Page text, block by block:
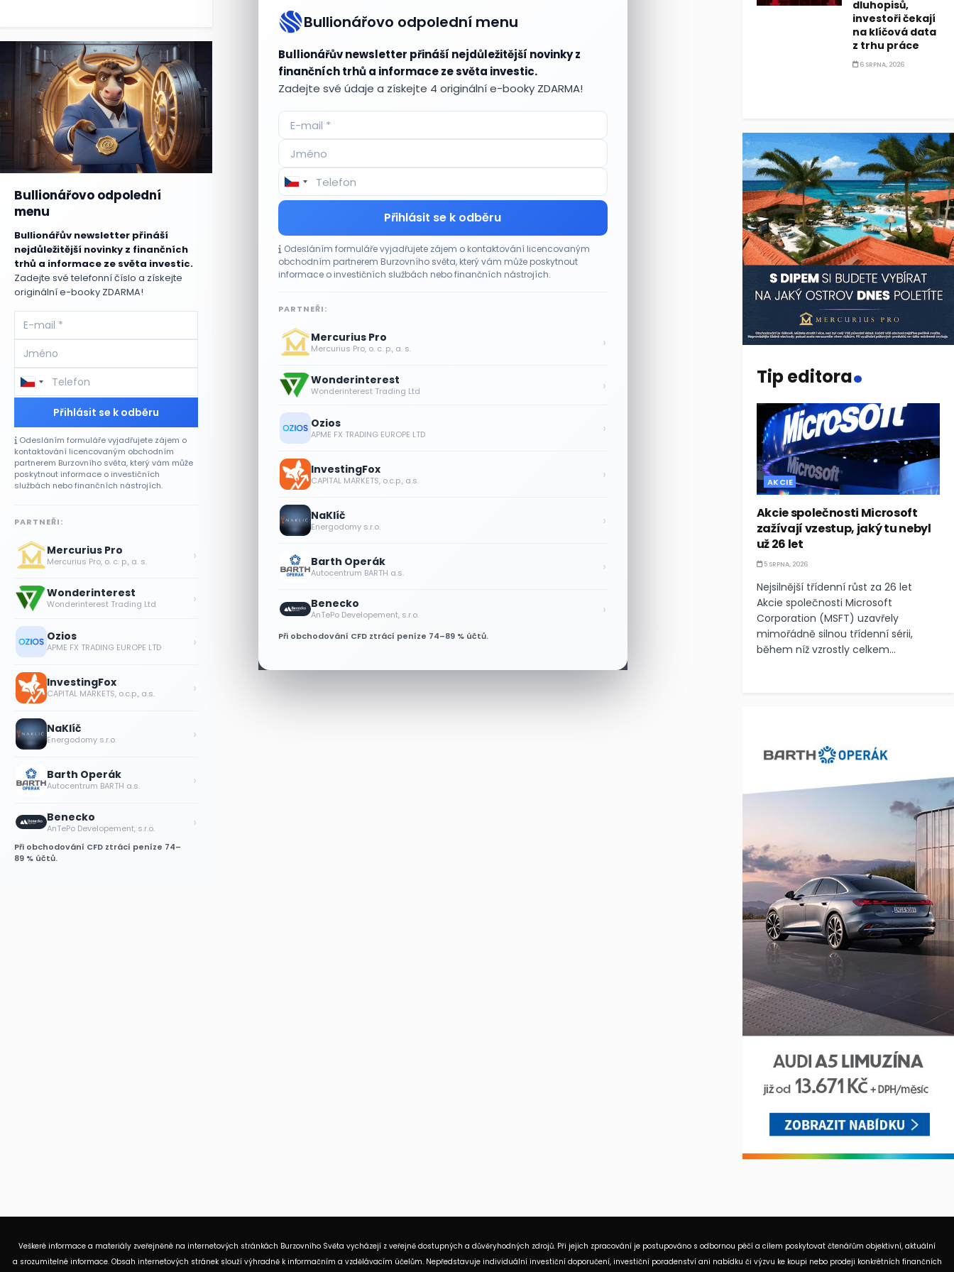
Bullionářovo odpolední menu
Bullionářův newsletter přináší nejdůležitější novinky z
finančních trhů a informace ze světa investic.
Zadejte své údaje a získejte 4 originální e-booky ZDARMA!
Přihlásit se k odběru
Odesláním formuláře vyjadřujete zájem o kontaktování licencovaným
obchodním partnerem Burzovního světa, který vám může poskytnout
informace o investičních službách nebo finančních nástrojích.
PARTNEŘI:
Mercurius Pro
Mercurius Pro, o. c. p., a. s. ›
Wonderinterest
Wonderinterest Trading Ltd ›
Ozios
APME FX TRADING EUROPE LTD ›
InvestingFox
CAPITAL MARKETS, o.c.p., a.s. ›
NaKlíč
Energodomy s.r.o. ›
Barth Operák
Autocentrum BARTH a.s. ›
Benecko
AnTePo Developement, s.r.o. ›
Při obchodování CFD ztrácí peníze 74–89 % účtů.
Bullionářovo odpolední
menu
Bullionářův newsletter přináší
nejdůležitější novinky z finančních
trhů a informace ze světa investic.
Zadejte své telefonní číslo a získejte
originální e-booky ZDARMA!
Přihlásit se k odběru
Odesláním formuláře vyjadřujete zájem o
kontaktování licencovaným obchodním
partnerem Burzovního světa, který vám může
poskytnout informace o investičních
službách nebo finančních nástrojích.
PARTNEŘI:
Mercurius Pro
Mercurius Pro, o. c. p., a. s. ›
Wonderinterest
Wonderinterest Trading Ltd ›
Ozios
APME FX TRADING EUROPE LTD ›
InvestingFox
CAPITAL MARKETS, o.c.p., a.s. ›
NaKlíč
Energodomy s.r.o. ›
Barth Operák
Autocentrum BARTH a.s. ›
Benecko
AnTePo Developement, s.r.o. ›
Při obchodování CFD ztrácí peníze 74–
89 % účtů.
dluhopisů,
investoři čekají
na klíčová data
z trhu práce
6 SRPNA, 2026
Tip editora.
AKCIE
Akcie společnosti Microsoft
zažívají vzestup, jaký tu nebyl
už 26 let
5 SRPNA, 2026
Nejsilnější třídenní růst za 26 let
Akcie společnosti Microsoft
Corporation (MSFT) uzavřely
mimořádně silnou třídenní sérii,
během níž vzrostly celkem...
Veškeré informace a materiály zveřejněné na internetových stránkách Burzovního Světa vycházejí z veřejně dostupných a důvěryhodných zdrojů. Při jejich zpracování je postupováno s odbornou péčí a cílem poskytovat čtenářům objektivní, aktuální
a srozumitelné informace. Obsah internetových stránek slouží výhradně k informačním a vzdělávacím účelům. Nepředstavuje individuální investiční doporučení, investiční poradenství ani nabídku či výzvu ke koupi nebo prodeji konkrétních finančních